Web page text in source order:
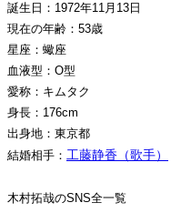
誕生日：1972年11月13日
現在の年齢：53歳
星座：蠍座
血液型：O型
愛称：キムタク
身長：176cm
出身地：東京都
結婚相手： 工藤静香（歌手）
木村拓哉のSNS全一覧